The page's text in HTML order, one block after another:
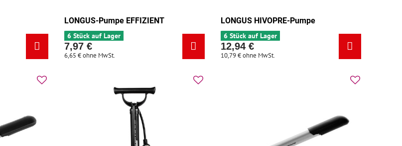
LONGUS-Pumpe EFFIZIENT
6 Stück auf Lager
7,97 €
6,65 €ohne MwSt.
LONGUS HIVOPRE-Pumpe
6 Stück auf Lager
12,94 €
10,79 €ohne MwSt.